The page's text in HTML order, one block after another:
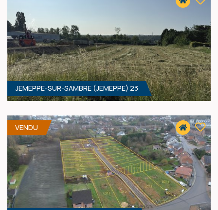
45 900 € HF*
JEMEPPE-SUR-SAMBRE (JEMEPPE) 23
VENDU